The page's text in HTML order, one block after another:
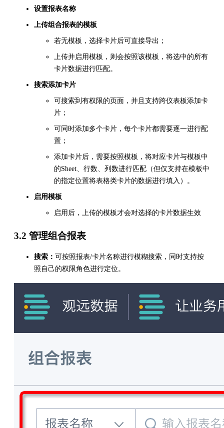
设置报表名称
上传组合报表的模板
若无模板，选择卡片后可直接导出；
上传并启用模板，则会按照该模板，将选中的所有
卡片数据进行匹配。
搜索添加卡片
可搜索到有权限的页面，并且支持跨仪表板添加卡
片；
可同时添加多个卡片，每个卡片都需要逐一进行配
置；
添加卡片后，需要按照模板，将对应卡片与模板中
的Sheet、行数、列数进行匹配（但仅支持在模板中
的指定位置将表格类卡片的数据进行填入）。
启用模板
启用后，上传的模板才会对选择的卡片数据生效
3.2 管理组合报表
搜索： 可按照报表/卡片名称进行模糊搜索，同时支持按
照自己的权限角色进行定位。